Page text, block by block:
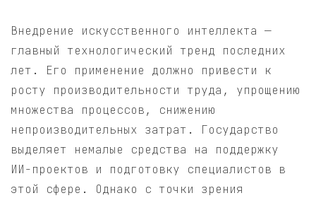
Внедрение искусственного интеллекта —
главный технологический тренд последних
лет. Его применение должно привести к
росту производительности труда, упрощению
множества процессов, снижению
непроизводительных затрат. Государство
выделяет немалые средства на поддержку
ИИ-проектов и подготовку специалистов в
этой сфере. Однако с точки зрения